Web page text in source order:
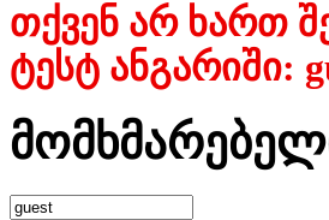
თქვენ არ ხართ
ტესტ ანგარიში: